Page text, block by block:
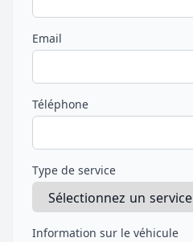
Email
Téléphone
Type de service
Information sur le véhicule